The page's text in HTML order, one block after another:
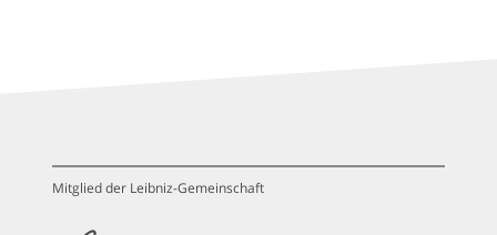
Mitglied der Leibniz-Gemeinschaft